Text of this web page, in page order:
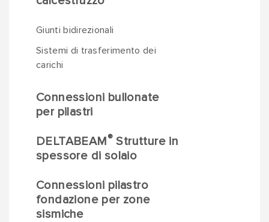
Giunti bidirezionali
Sistemi di trasferimento dei
carichi
Connessioni bullonate
per pilastri
DELTABEAM® Strutture in
spessore di solaio
Connessioni pilastro
fondazione per zone
sismiche